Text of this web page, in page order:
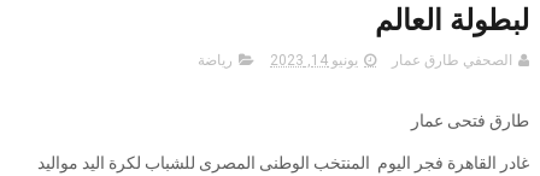
لبطولة العالم
الصحفي طارق عمار يونيو 14, 2023 رياضة
طارق فتحى عمار
غادر القاهرة فجر اليوم المنتخب الوطنى المصرى للشباب لكرة اليد مواليد